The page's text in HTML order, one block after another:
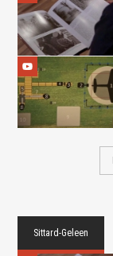
Sittard-Geleen